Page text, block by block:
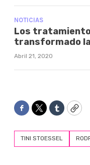
NOTICIAS
Los
transformado
Abril 21, 2020
Facebook
TwitterTumblrCopy
TINI STOESSEL